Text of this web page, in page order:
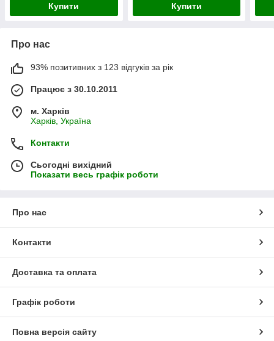
Купити Купити
Про нас
93% позитивних з 123 відгуків за рік
Працює з 30.10.2011
м. Харків
Харків, Україна
Контакти
Сьогодні вихідний
Показати весь графік роботи
Про нас
Контакти
Доставка та оплата
Графік роботи
Повна версія сайту